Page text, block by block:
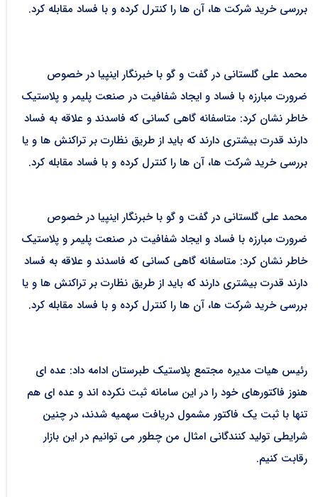
بررسی خرید شرکت ها، آن ها را کنترل کرده و با فساد مقابله کرد.
محمد علی گلستانی در گفت و گو با خبرنگار اینپیا در خصوص
ضرورت مبارزه با فساد و ایجاد شفافیت در صنعت پلیمر و پلاستیک
خاطر نشان کرد: متاسفانه گاهی کسانی که فاسدند و علاقه به فساد
دارند قدرت بیشتری دارند که باید از طریق نظارت بر تراکنش ها و یا
بررسی خرید شرکت ها، آن ها را کنترل کرده و با فساد مقابله کرد.
محمد علی گلستانی در گفت و گو با خبرنگار اینپیا در خصوص
ضرورت مبارزه با فساد و ایجاد شفافیت در صنعت پلیمر و پلاستیک
خاطر نشان کرد: متاسفانه گاهی کسانی که فاسدند و علاقه به فساد
دارند قدرت بیشتری دارند که باید از طریق نظارت بر تراکنش ها و یا
بررسی خرید شرکت ها، آن ها را کنترل کرده و با فساد مقابله کرد.
رئیس هیات مدیره مجتمع پلاستیک طبرستان ادامه داد: عده ای
هنوز فاکتورهای خود را در این سامانه ثبت نکرده اند و عده ای هم
تنها با ثبت یک فاکتور مشمول دریافت سهمیه شدند، در چنین
شرایطی تولید کنندگانی امثال من چطور می توانیم در این بازار
رقابت کنیم.